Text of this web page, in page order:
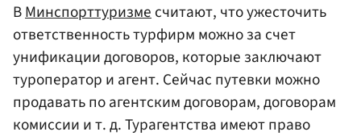
ВМинспорттуризмесчитают, что ужесточить
ответственность турфирм можно за счет
унификации договоров, которые заключают
туроператор и агент. Сейчас путевки можно
продавать по агентским договорам, договорам
комиссии и т. д. Турагентства имеют право